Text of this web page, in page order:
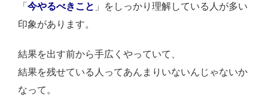
「 今やるべきこと 」をしっかり理解している人が多い
印象があります。
結果を出す前から手広くやっていて、
結果を残せている人ってあんまりいないんじゃないか
なって。